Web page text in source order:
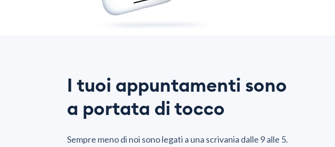
I tuoi appuntamenti sono
a portata di tocco
Sempre meno di noi sono legati a una scrivania dalle 9 alle 5.